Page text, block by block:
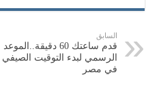
السابق
قدم ساعتك 60 دقيقة..الموعد
في مصر